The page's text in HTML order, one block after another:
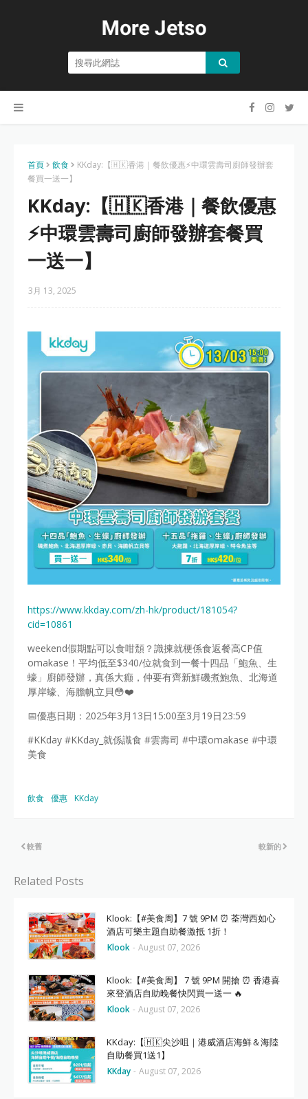
首頁 飲食
KKday:【🇭🇰香港｜餐飲優惠⚡中環雲壽司廚師發辦套
餐買一送一】
KKday:【🇭🇰香港｜餐飲優惠
⚡中環雲壽司廚師發辦套餐買
一送一】
3月 13, 2025
https://www.kkday.com/zh-hk/product/181054?
cid=10861
weekend假期點可以食咁頹？識揀就梗係食返餐高CP值
omakase！平均低至$340/位就食到一餐十四品「鮑魚、生
蠔」廚師發辦，真係大癲，仲要有齊新鮮磯煮鮑魚、北海道
厚岸蠔、海膽帆立貝😳❤️
📅優惠日期：2025年3月13日15:00至3月19日23:59
#KKday #KKday_就係識食 #雲壽司 #中環omakase #中環
美食
飲食 優惠 KKday
較新的
較舊
Related Posts
Klook:【#美食周】7 號 9PM ⏰ 荃灣西如心
酒店可樂主題自助餐激抵 1折！
Klook - August 07, 2026
Klook:【#美食周】 7 號 9PM 開搶 ⏰ 香港喜
來登酒店自助晚餐快閃買一送一 🔥
Klook - August 07, 2026
KKday:【🇭🇰尖沙咀｜港威酒店海鮮＆海陸
自助餐買1送1】
KKday - August 07, 2026